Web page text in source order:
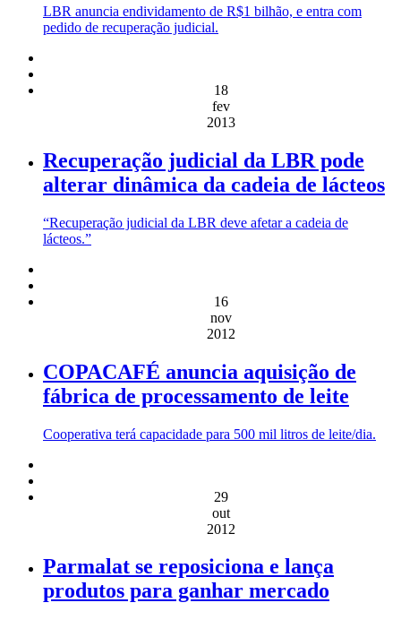
LBR anuncia endividamento de R$1 bilhão, e entra com
pedido de recuperação judicial.
18
fev
2013
Recuperação judicial da LBR pode
alterar dinâmica da cadeia de lácteos
“Recuperação judicial da LBR deve afetar a cadeia de
lácteos.”
16
nov
2012
COPACAFÉ anuncia aquisição de
fábrica de processamento de leite
Cooperativa terá capacidade para 500 mil litros de leite/dia.
29
out
2012
Parmalat se reposiciona e lança
produtos para ganhar mercado